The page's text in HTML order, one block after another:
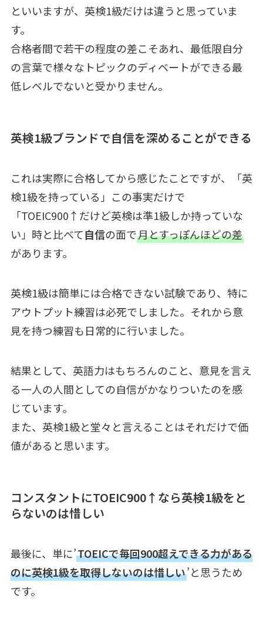
といいますが、英検1級だけは違うと思っていま
す。
合格者間で若干の程度の差こそあれ、最低限自分
の言葉で様々なトピックのディベートができる最
低レベルでないと受かりません。
英検1級ブランドで自信を深めることができる
これは実際に合格してから感じたことですが、「英
検1級を持っている」この事実だけで
「TOEIC900↑だけど英検は準1級しか持っていな
い」時と比べて自信の面で月とすっぽんほどの差
があります。
英検1級は簡単には合格できない試験であり、特に
アウトプット練習は必死でしました。それから意
見を持つ練習も日常的に行いました。
結果として、英語力はもちろんのこと、意見を言え
る一人の人間としての自信がかなりついたのを感
じています。
また、英検1級と堂々と言えることはそれだけで価
値があると思います。
コンスタントにTOEIC900↑なら英検1級をと
らないのは惜しい
最後に、単に’TOEICで毎回900超えできる力がある
のに英検1級を取得しないのは惜しい’と思うため
です。